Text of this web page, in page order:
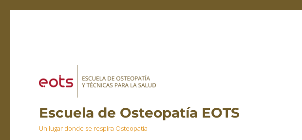
Escuela de Osteopatía EOTS
Un lugar donde se respira Osteopatía